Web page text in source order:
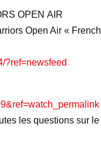
OPEN AIR
Open Air « French
?ref=newsfeed
les questions sur le